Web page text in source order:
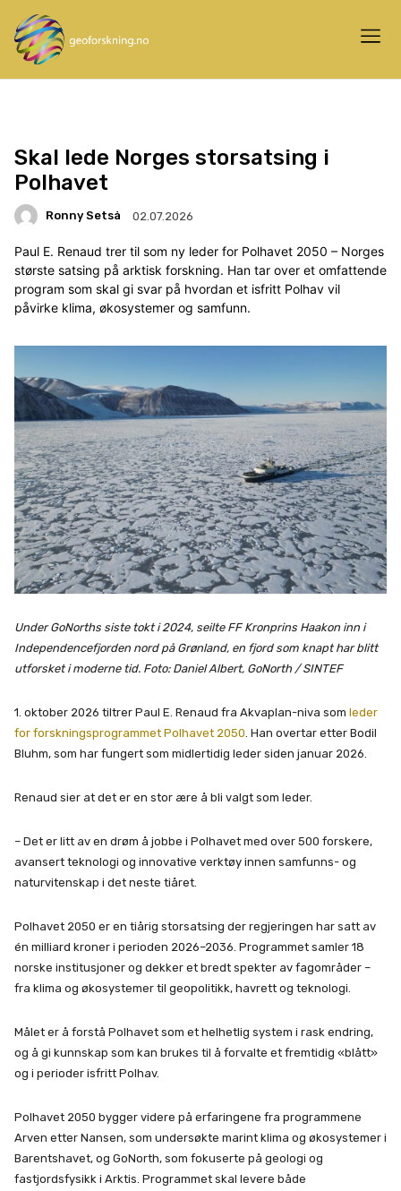
Skal lede Norges storsatsing i
Polhavet
Ronny Setså 02.07.2026
Paul E. Renaud trer til som ny leder for Polhavet 2050 – Norges
største satsing på arktisk forskning. Han tar over et omfattende
program som skal gi svar på hvordan et isfritt Polhav vil
påvirke klima, økosystemer og samfunn.
Under GoNorths siste tokt i 2024, seilte FF Kronprins Haakon inn i
Independencefjorden nord på Grønland, en fjord som knapt har blitt
utforsket i moderne tid. Foto: Daniel Albert, GoNorth / SINTEF
1. oktober 2026 tiltrer Paul E. Renaud fra Akvaplan-niva som leder
for forskningsprogrammet Polhavet 2050. Han overtar etter Bodil
Bluhm, som har fungert som midlertidig leder siden januar 2026.
Renaud sier at det er en stor ære å bli valgt som leder.
– Det er litt av en drøm å jobbe i Polhavet med over 500 forskere,
avansert teknologi og innovative verktøy innen samfunns- og
naturvitenskap i det neste tiåret.
Polhavet 2050 er en tiårig storsatsing der regjeringen har satt av
én milliard kroner i perioden 2026–2036. Programmet samler 18
norske institusjoner og dekker et bredt spekter av fagområder –
fra klima og økosystemer til geopolitikk, havrett og teknologi.
Målet er å forstå Polhavet som et helhetlig system i rask endring,
og å gi kunnskap som kan brukes til å forvalte et fremtidig «blått»
og i perioder isfritt Polhav.
Polhavet 2050 bygger videre på erfaringene fra programmene
Arven etter Nansen, som undersøkte marint klima og økosystemer i
Barentshavet, og GoNorth, som fokuserte på geologi og
fastjordsfysikk i Arktis. Programmet skal levere både